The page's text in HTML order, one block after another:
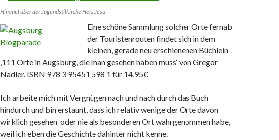
Himmel über der Jugendstilkirche Herz Jesu
Eine schöne Sammlung solcher Orte fernab
der Touristenrouten findet sich in dem
kleinen, gerade neu erschienenen Büchlein
‚111 Orte in Augsburg, die man gesehen haben muss‘ von Gregor
Nadler. ISBN 978 3 95451 598 1 für 14,95€
Ich arbeite mich mit Vergnügen nach und nach durch das Buch
hindurch und bin erstaunt, dass ich relativ wenige der Orte davon
wirklich gesehen oder nie als besonderen Ort wahrgenommen habe,
weil ich eben die Geschichte dahinter nicht kenne.